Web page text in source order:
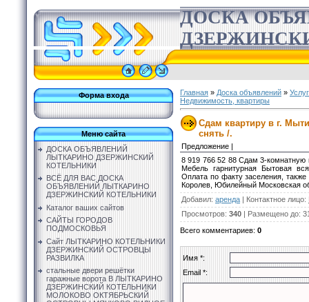
ДОСКА
Форма входа
Меню сайта
ДОСКА ОБЪЯВЛЕНИЙ
ЛЫТКАРИНО ДЗЕРЖИНСКИЙ
КОТЕЛЬНИКИ
ВСЁ ДЛЯ ВАС ДОСКА
ОБЪЯВЛЕНИЙ ЛЫТКАРИНО
ДЗЕРЖИНСКИЙ КОТЕЛЬНИКИ
Каталог ваших сайтов
САЙТЫ ГОРОДОВ
ПОДМОСКОВЬЯ
Сайт ЛЫТКАРИНО КОТЕЛЬНИКИ
ДЗЕРЖИНСКИЙ ОСТРОВЦЫ
РАЗВИЛКА
стальные двери решётки
гаражные ворота В ЛЫТКАРИНО
ДЗЕРЖИНСКИЙ КОТЕЛЬНИКИ
МОЛОКОВО ОКТЯБРЬСКИЙ
Главная » Доска объявлений »
Недвижимость, квартиры
Сдам квартиру в г.
снять /.
Предложение |
8 919 766 52 88 Сдам 3-
Мебель гарнитурная Бытовая
Оплата по факту заселения,
Королев, Юбилейный Московская
Добавил: аренда | Контактное лицо:
Просмотров: 340 | Размещено до:
Всего комментариев: 0
Имя *:
Email *: